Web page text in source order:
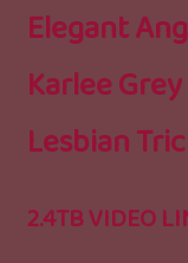
Elegant
Karlee
Lesbian
2.4TB VIDEO